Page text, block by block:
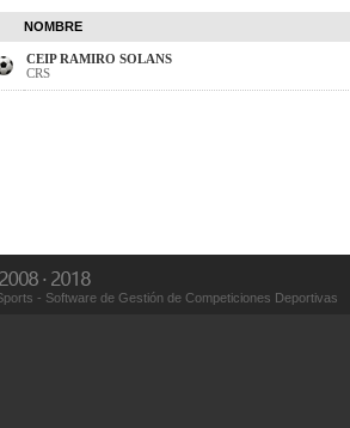
NOMBRE
CEIP RAMIRO SOLANS
CRS
- Software de Gestión de Competiciones Deportivas